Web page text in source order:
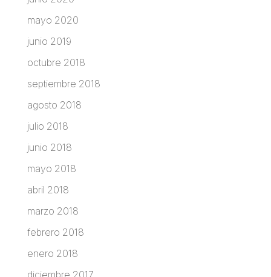
mayo 2020
junio 2019
octubre 2018
septiembre 2018
agosto 2018
julio 2018
junio 2018
mayo 2018
abril 2018
marzo 2018
febrero 2018
enero 2018
diciembre 2017